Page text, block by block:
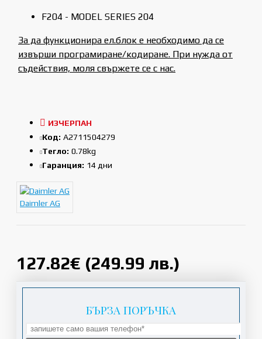
F204 - MODEL SERIES 204
За да функционира ел.блок е необходимо да се
извърши програмиране/кодиране. При нужда от
съдействия, моля свържете се с нас.
127.82€ (249.99 лв.)
ИЗЧЕРПАН
Код: A2711504279
Тегло: 0.78kg
Гаранция: 14 дни
Daimler AG
БЪРЗА ПОРЪЧКА